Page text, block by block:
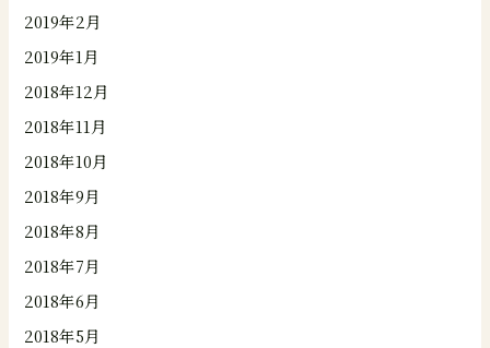
2019年2月
2019年1月
2018年12月
2018年11月
2018年10月
2018年9月
2018年8月
2018年7月
2018年6月
2018年5月